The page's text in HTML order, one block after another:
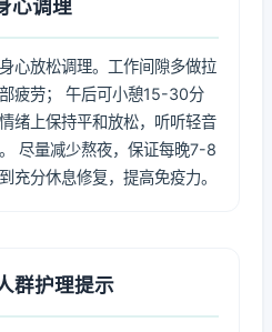
心调理
心放松调理。工作间隙多做拉
疲劳； 午后可小憩15-30分
绪上保持平和放松，听听轻音
尽量减少熬夜，保证每晚7-8
充分休息修复，提高免疫力。
群护理提示